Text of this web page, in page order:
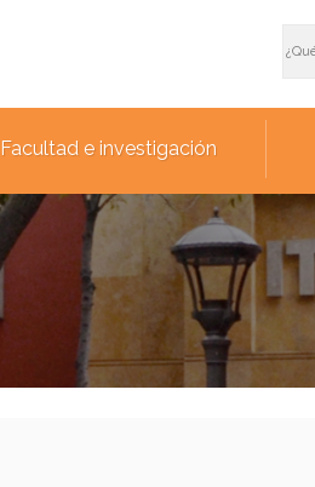
Facultad e investigación